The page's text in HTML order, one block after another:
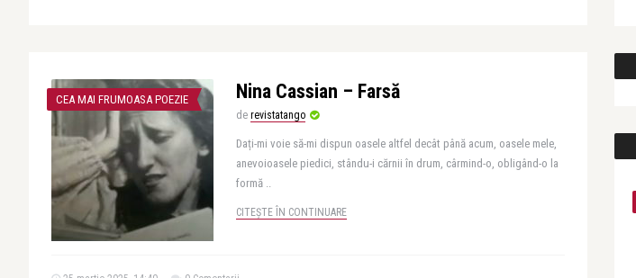
CEA MAI FRUMOASA POEZIE Nina Cassian – Farsă
de revistatango
Dați-mi voie să-mi dispun oasele altfel decât până acum, oasele mele,
anevoioasele piedici, stându-i cărnii în drum, cârmind-o, obligând-o la
formă ..
CITEȘTE ÎN CONTINUARE